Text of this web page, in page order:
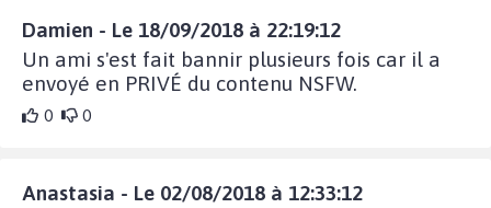
Damien - Le 18/09/2018 à 22:19:12
Un ami s'est fait bannir plusieurs fois car il a
envoyé en PRIVÉ du contenu NSFW.
0 0
Anastasia - Le 02/08/2018 à 12:33:12